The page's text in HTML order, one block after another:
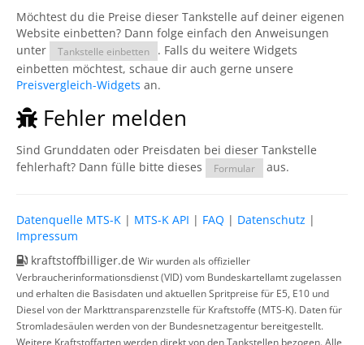
Möchtest du die Preise dieser Tankstelle auf deiner eigenen
Website einbetten? Dann folge einfach den Anweisungen
unter
Tankstelle einbetten
. Falls du weitere Widgets
einbetten möchtest, schaue dir auch gerne unsere
Preisvergleich-Widgets an.
Fehler melden
Sind Grunddaten oder Preisdaten bei dieser Tankstelle
fehlerhaft? Dann fülle bitte dieses
Formular aus.
Datenquelle MTS-K | MTS-K API | FAQ | Datenschutz |
Impressum
kraftstoffbilliger.de Wir wurden als offizieller
Verbraucherinformationsdienst (VID) vom Bundeskartellamt zugelassen
und erhalten die Basisdaten und aktuellen Spritpreise für E5, E10 und
Diesel von der Markttransparenzstelle für Kraftstoffe (MTS-K). Daten für
Stromladesäulen werden von der Bundesnetzagentur bereitgestellt.
Weitere Kraftstoffarten werden direkt von den Tankstellen bezogen. Alle